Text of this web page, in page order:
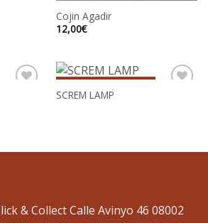
Cojin Agadir
12,00€
SCREM LAMP
& Collect Calle Avinyo 46 08002